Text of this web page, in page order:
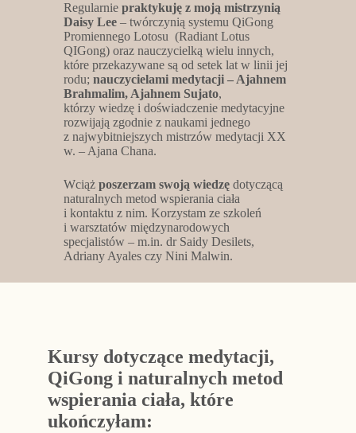
Regularnie praktykuję z moją mistrzynią
Daisy Lee – twórczynią systemu QiGong
Promiennego Lotosu (Radiant Lotus
QIGong) oraz nauczycielką wielu innych,
które przekazywane są od setek lat w linii jej
rodu; nauczycielami medytacji – Ajahnem
Brahmalim, Ajahnem Sujato,
którzy wiedzę i doświadczenie medytacyjne
rozwijają zgodnie z naukami jednego
z najwybitniejszych mistrzów medytacji XX
w. – Ajana Chana.
Wciąż poszerzam swoją wiedzę dotyczącą
naturalnych metod wspierania ciała
i kontaktu z nim. Korzystam ze szkoleń
i warsztatów międzynarodowych
specjalistów – m.in. dr Saidy Desilets,
Adriany Ayales czy Nini Malwin.
Kursy dotyczące medytacji,
QiGong i naturalnych metod
wspierania ciała, które
ukończyłam: